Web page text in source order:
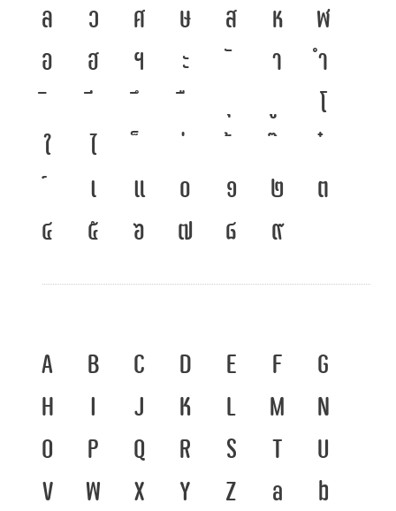
ล
ว ศ ษ ส ห
ฬ
อ
ฮ ฯ ะ า
ำ
โ
ใ
ไ
เ
แ ๐ ๑ ๒
๓
๔
๕ ๖ ๗ ๘ ๙
A B C D E F
G
H
J K L M
N
O
P Q R S
U
V
W X Y Z a
b